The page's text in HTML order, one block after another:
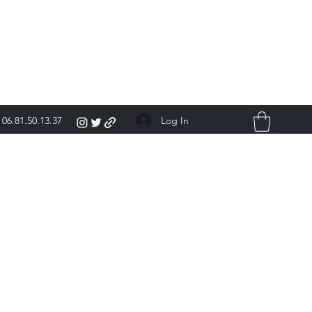
06.81.50.13.37 Log In